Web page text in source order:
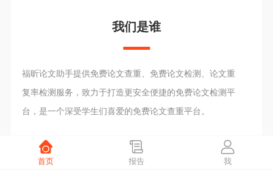
我们是谁
福昕论文助手提供免费论文查重、免费论文检测、论文重
复率检测服务，致力于打造更安全便捷的免费论文检测平
台，是一个深受学生们喜爱的免费论文查重平台。
首页 报告 我